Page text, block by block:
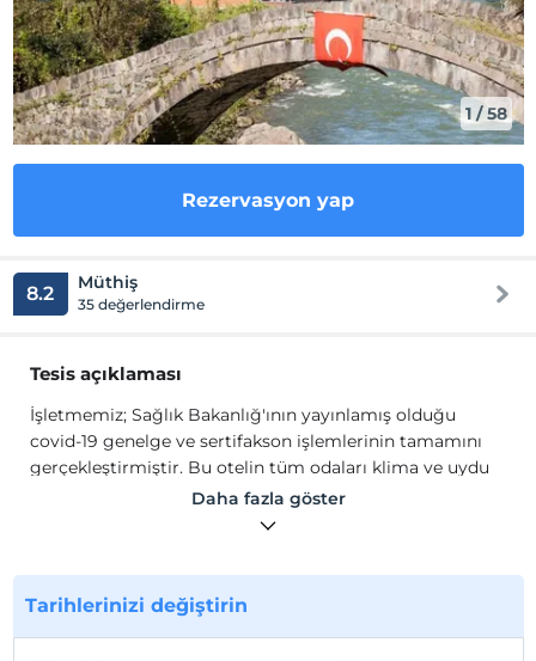
1 /58
Rezervasyon yap
8.2 Müthiş
35 değerlendirme
Tesis açıklaması
İşletmemiz; Sağlık Bakanlığ'ının yayınlamış olduğu
covid-19 genelge ve sertifakson işlemlerinin tamamını
gerçekleştirmiştir. Bu otelin tüm odaları klima ve uydu
TV ile donatılmıştır. Odalarda kahve makinesi mevcuttur.
Konforunuz için terlik ve ücretsiz banyo malzemeleri
erişimi sağlamaktadır. Rize, Fırtına vadisi'nde konforlu
bir konaklama alternatifi sunan Hanedan Suit Otel,
Daha fazla göster
Tarihlerinizi değiştirin